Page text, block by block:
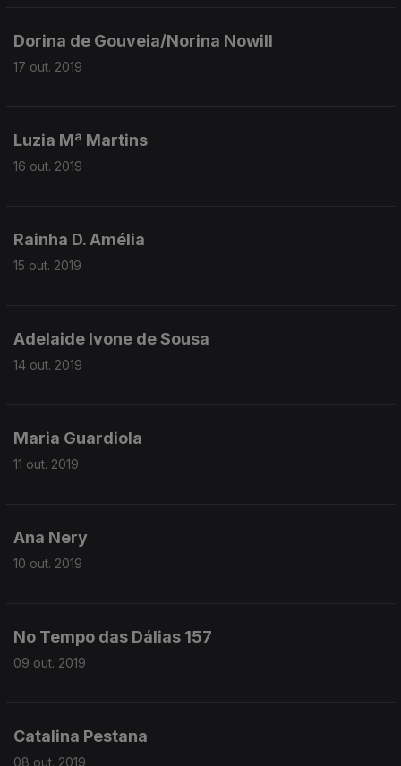
Dorina de Gouveia/Norina Nowill
17 out. 2019
Luzia Mª Martins
16 out. 2019
Rainha D. Amélia
15 out. 2019
Adelaide Ivone de Sousa
14 out. 2019
Maria Guardiola
11 out. 2019
Ana Nery
10 out. 2019
No Tempo das Dálias 157
09 out. 2019
Catalina Pestana
08 out. 2019